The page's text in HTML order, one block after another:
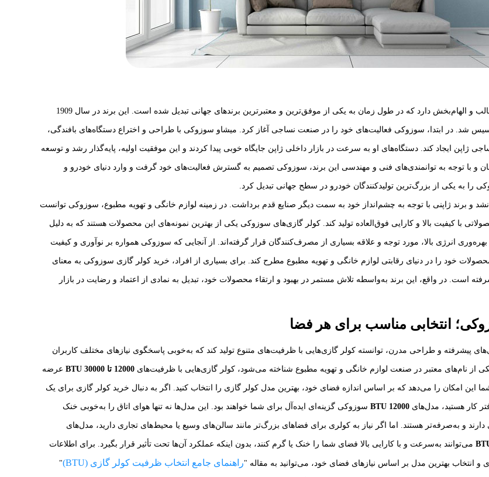
برند سوزوکی (Suzuki) داستانی جالب و الهام‌بخش دارد که در طول زمان به یکی از موفق‌ترین و معتبرترین برندهای جهانی تبدیل شده است. این برند در سال 1909
شد. در ابتدا، سوزوکی فعالیت‌های خود را در صنعت نساجی آغاز کرد. میشاو سوزوکی با طراحی و اختراع دستگاه‌های بافندگی،
ژاپن ایجاد کند. دستگاه‌های او به سرعت در بازار داخلی ژاپن جایگاه خوبی پیدا کردند و این موفقیت اولیه، پایه‌گذار رشد و توسعه
و با توجه به توانمندی‌های فنی و مهندسی این برند، سوزوکی تصمیم به گسترش فعالیت‌های خود گرفت و وارد دنیای خودرو و
را به یکی از بزرگ‌ترین تولیدکنندگان خودرو در سطح جهانی تبدیل کرد.
و برند ژاپنی با توجه به چشم‌انداز خود به سمت دیگر صنایع قدم برداشت. در زمینه لوازم خانگی و تهویه مطبوع، سوزوکی توانست
با کیفیت بالا و کارایی فوق‌العاده تولید کند. کولر گازی‌های سوزوکی یکی از بهترین نمونه‌های این محصولات هستند که به دلیل
انرژی بالا، مورد توجه و علاقه بسیاری از مصرف‌کنندگان قرار گرفته‌اند. از آنجایی که سوزوکی همواره بر نوآوری و کیفیت
خود را در دنیای رقابتی لوازم خانگی و تهویه مطبوع مطرح کند. برای بسیاری از افراد، خرید کولر گازی سوزوکی به معنای
است. در واقع، این برند به‌واسطه تلاش مستمر در بهبود و ارتقاء محصولات خود، تبدیل به نمادی از اعتماد و رضایت در بازار
انتخابی مناسب برای هر فضا
پیشرفته و طراحی مدرن، توانسته کولر گازی‌هایی با ظرفیت‌های متنوع تولید کند که به‌خوبی پاسخگوی نیازهای مختلف کاربران
از نام‌های معتبر در صنعت لوازم خانگی و تهویه مطبوع شناخته می‌شود، کولر گازی‌هایی با ظرفیت‌های 12000 تا 30000 BTU عرضه
این امکان را می‌دهد که بر اساس اندازه فضای خود، بهترین مدل کولر گازی را انتخاب کنید. اگر به دنبال خرید کولر گازی برای یک
کار هستید، مدل‌های 12000 BTU سوزوکی گزینه‌ای ایده‌آل برای شما خواهند بود. این مدل‌ها نه تنها هوای اتاق را به‌خوبی خنک
و به‌صرفه‌تر هستند. اما اگر نیاز به کولری برای فضاهای بزرگ‌تر مانند سالن‌های وسیع یا محیط‌های تجاری دارید، مدل‌های
می‌توانند به‌سرعت و با کارایی بالا فضای شما را خنک یا گرم کنند، بدون اینکه عملکرد آن‌ها تحت تأثیر قرار بگیرد. برای اطلاعات
و انتخاب بهترین مدل بر اساس نیازهای فضای خود، می‌توانید به مقاله "راهنمای جامع انتخاب ظرفیت کولر گازی (BTU) "